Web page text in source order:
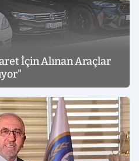
İçin Alınan Araçlar